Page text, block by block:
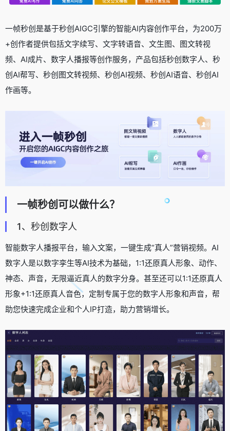
一帧秒创是基于秒创AIGC引擎的智能AI内容创作平台，为200万
+创作者提供包括文字续写、文字转语音、文生图、图文转视
频、AI成片、数字人播报等创作服务，产品包括秒创数字人、秒
创AI帮写、秒创图文转视频、秒创AI视频、秒创AI语音、秒创AI
作画等。
一帧秒创可以做什么？
1、秒创数字人
智能数字人播报平台，输入文案，一键生成“真人”营销视频。AI
数字人是以数字孪生等AI技术为基础，1:1还原真人形象、动作、
神态、声音，无限逼近真人的数字分身。甚至还可以1:1还原真人
形象+1:1还原真人音色，定制专属于您的数字人形象和声音，帮
助您快速完成企业和个人IP打造，助力营销增长。